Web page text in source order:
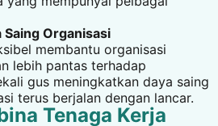
Saing Organisasi
membantu organisasi
lebih pantas terhadap
gus meningkatkan daya saing
terus berjalan dengan lancar.
Tenaga Kerja